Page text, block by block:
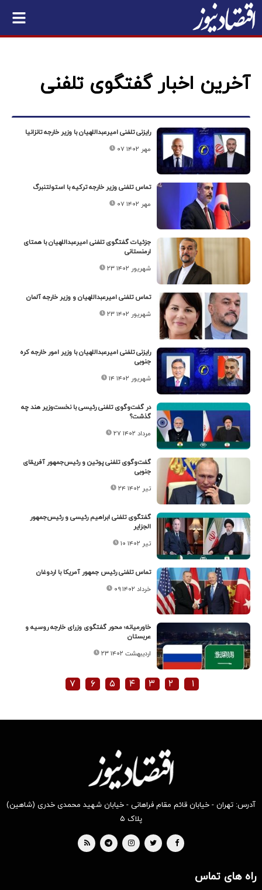
آخرین اخبار گفتگوی تلفنی
رایزنی تلفنی امیرعبداللهیان با وزیر خارجه تانزانیا
۰۷ مهر ۱۴۰۲
تماس تلفنی وزیر خارجه ترکیه با استولتنبرگ
۰۷ مهر ۱۴۰۲
جزئیات گفتگوی تلفنی امیرعبداللهیان با همتای
ارمنستانی
۲۳ شهریور ۱۴۰۲
تماس تلفنی امیرعبداللهیان و وزیر خارجه آلمان
۲۳ شهریور ۱۴۰۲
رایزنی تلفنی امیرعبداللهیان با وزیر امور خارجه کره
جنوبی
۱۴ شهریور ۱۴۰۲
در گفت‌وگوی تلفنی رئیسی با نخست‌وزیر هند چه
گذشت؟
۲۷ مرداد ۱۴۰۲
گفت‌وگوی تلفنی پوتین و رئیس‌جمهور آفریقای
جنوبی
۲۴ تیر ۱۴۰۲
گفتگوی تلفنی ابراهیم رئیسی و رئیس‌جمهور
الجزایر
۱۰ تیر ۱۴۰۲
تماس تلفنی رئیس جمهور آمریکا با اردوغان
۰۹ خرداد ۱۴۰۲
خاورمیانه؛ محور گفتگوی وزرای خارجه روسیه و
عربستان
۲۳ اردیبهشت ۱۴۰۲
۱ ۲ ۳ ۴ ۵ ۶ ۷
آدرس: تهران - خیابان قائم مقام فراهانی - خیابان شهید محمدی خدری (شاهین)
پلاک ۵
راه های تماس